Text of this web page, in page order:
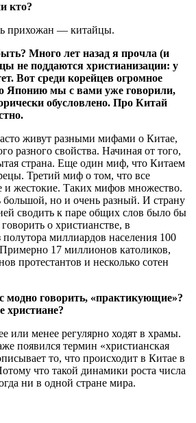
кто?
прихожан — китайцы.
Много лет назад я прочла (и
не поддаются христианизации: у
Вот среди корейцев огромное
Японию мы с вами уже говорили,
обусловлено. Про Китай
живут разными мифами о Китае,
разного свойства. Начиная от того,
страна. Еще один миф, что Китаем
Третий миф о том, что все
и жестокие. Таких мифов множество.
большой, но и очень разный. И страну
сводить к паре общих слов было бы
о христианстве, в
миллиардов населения 100
17 миллионов католиков,
протестантов и несколько сотен
модно говорить, «практикующие»?
христиане?
или менее регулярно ходят в храмы.
появился термин «христианская
то, что происходит в Китае в
что такой динамики роста числа
ни в одной стране мира.